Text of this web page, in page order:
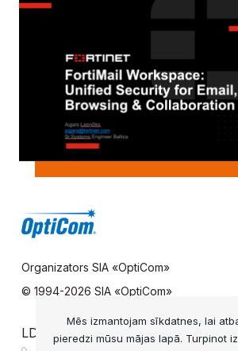
Organizators SIA «OptiCom»
© 1994-2026 SIA «OptiCom»
LDS UZZIŅU DIENESTS
Mēs izmantojam sīkdatnes, lai
pieredzi mūsu mājas lapā. Turpinot